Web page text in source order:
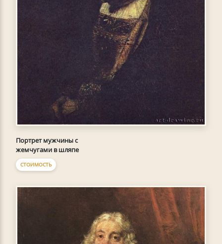
Портрет мужчины с
жемчугами в шляпе
СТОИМОСТЬ